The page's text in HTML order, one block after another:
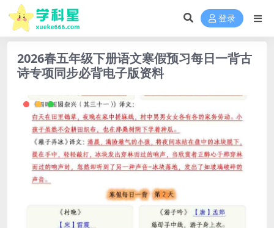
登录
2026春五年级下册语文寒假预习每日一背古
诗专项同步必背电子版资料